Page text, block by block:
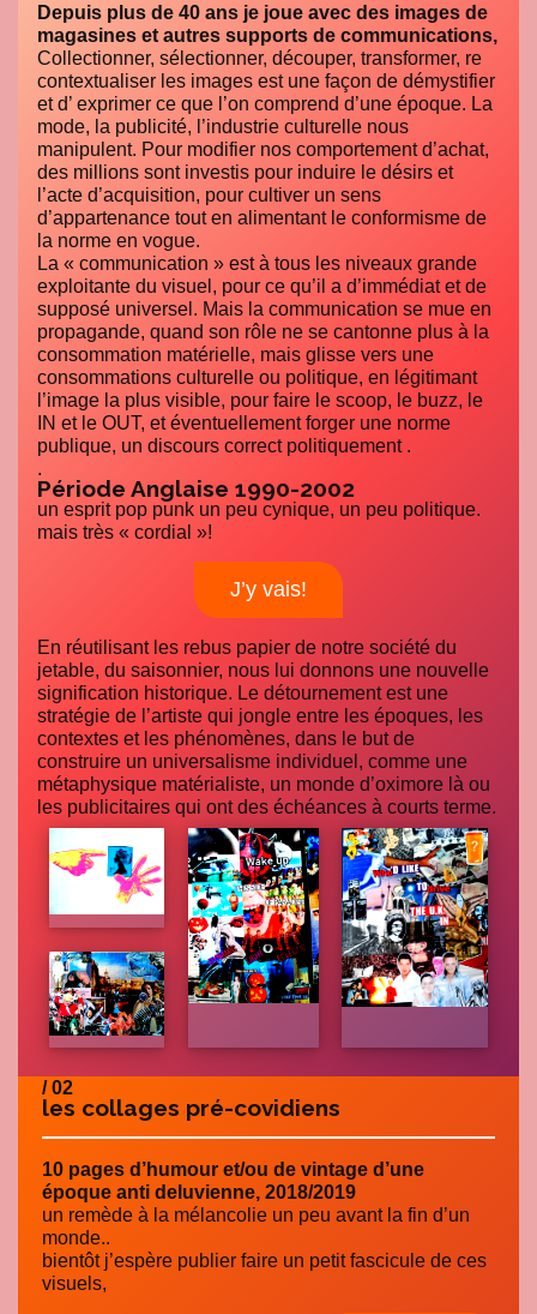
Depuis plus de 40 ans je joue avec des images de
magasines et autres supports de communications,
Collectionner, sélectionner, découper, transformer, re
contextualiser les images est une façon de démystifier
et d’ exprimer ce que l’on comprend d’une époque. La
mode, la publicité, l’industrie culturelle nous
manipulent. Pour modifier nos comportement d’achat,
des millions sont investis pour induire le désirs et
l’acte d’acquisition, pour cultiver un sens
d’appartenance tout en alimentant le conformisme de
la norme en vogue.
La « communication » est à tous les niveaux grande
exploitante du visuel, pour ce qu’il a d’immédiat et de
supposé universel. Mais la communication se mue en
propagande, quand son rôle ne se cantonne plus à la
consommation matérielle, mais glisse vers une
consommations culturelle ou politique, en légitimant
l’image la plus visible, pour faire le scoop, le buzz, le
IN et le OUT, et éventuellement forger une norme
publique, un discours correct politiquement .
.
Période Anglaise 1990-2002
un esprit pop punk un peu cynique, un peu politique.
mais très « cordial »!
J’y vais!
En réutilisant les rebus papier de notre société du
jetable, du saisonnier, nous lui donnons une nouvelle
signification historique. Le détournement est une
stratégie de l’artiste qui jongle entre les époques, les
contextes et les phénomènes, dans le but de
construire un universalisme individuel, comme une
métaphysique matérialiste, un monde d’oximore là ou
les publicitaires qui ont des échéances à courts terme.
/ 02
les collages pré-covidiens
10 pages d’humour et/ou de vintage d’une
époque anti deluvienne, 2018/2019
un remède à la mélancolie un peu avant la fin d’un
monde..
bientôt j’espère publier faire un petit fascicule de ces
visuels,